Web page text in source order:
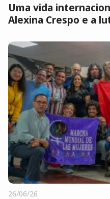
Uma vida
Alexina Crespo e a
26/06/26